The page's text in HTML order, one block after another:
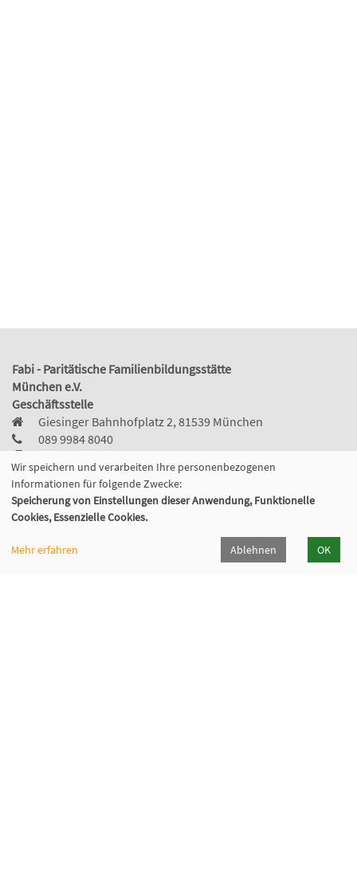
Fabi - Paritätische Familienbildungsstätte
München e.V.
Geschäftsstelle
Giesinger Bahnhofplatz 2, 81539 München
089 9984 8040
info@fabi-muenchen.de
Wir speichern und verarbeiten Ihre personenbezogenen
Informationen für folgende Zwecke:
Speicherung von Einstellungen dieser Anwendung, Funktionelle
Cookies, Essenzielle Cookies.
Mehr erfahren Ablehnen OK